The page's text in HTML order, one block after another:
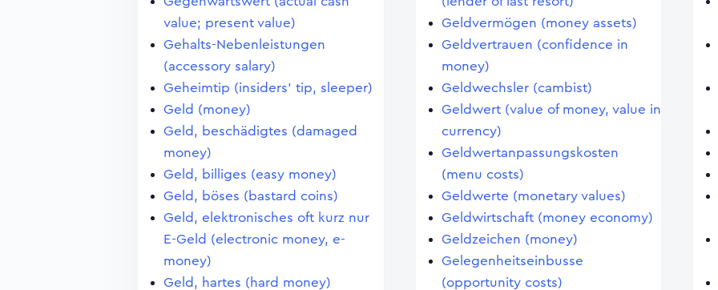
value; present value)
Gehalts-Nebenleistungen
(accessory salary)
Geheimtip (insiders' tip, sleeper)
Geld (money)
Geld, beschädigtes (damaged
money)
Geld, billiges (easy money)
Geld, böses (bastard coins)
Geld, elektronisches oft kurz nur
E-Geld (electronic money, e-
money)
Geld, hartes (hard money)
Geldvermögen (money assets)
Geldvertrauen (confidence in
money)
Geldwechsler (cambist)
Geldwert (value of money, value in
currency)
Geldwertanpassungskosten
(menu costs)
Geldwerte (monetary values)
Geldwirtschaft (money economy)
Geldzeichen (money)
Gelegenheitseinbusse
(opportunity costs)